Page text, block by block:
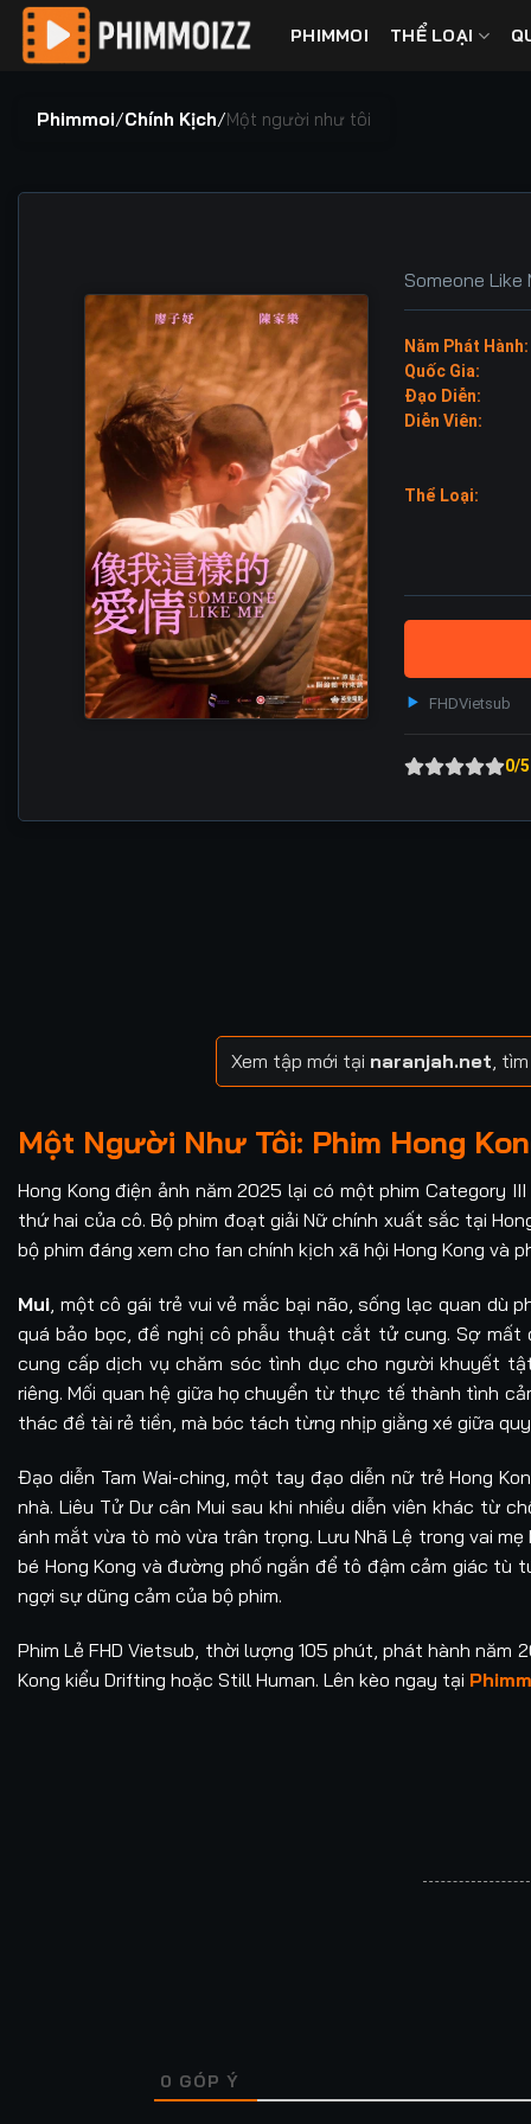
qua
PHIMMOI THỂ LOẠI
Phimmoi/Chính Kịch/Một người như tôi
Someone Like
Năm Phát Hành:
Quốc Gia:
Đạo Diễn:
Diễn Viên:
Thể Loại:
FHDVietsub
0/
Xem tập mới tại naranjah.net ,
Một Người Như Tôi: Phim Hong
Hong Kong điện ảnh năm 2025 lại có một phim Category
thứ hai của cô. Bộ phim đoạt giải Nữ chính xuất sắc tại
bộ phim đáng xem cho fan chính kịch xã hội Hong Kong
Mui, một cô gái trẻ vui vẻ mắc bại não, sống lạc quan dù
quá bảo bọc, đề nghị cô phẫu thuật cắt tử cung. Sợ
cung cấp dịch vụ chăm sóc tình dục cho người khuyết
riêng. Mối quan hệ giữa họ chuyển từ thực tế thành tình
thác đề tài rẻ tiền, mà bóc tách từng nhịp giằng xé giữa
Đạo diễn Tam Wai-ching, một tay đạo diễn nữ trẻ Hong
nhà. Liêu Tử Dư cân Mui sau khi nhiều diễn viên khác từ
ánh mắt vừa tò mò vừa trân trọng. Lưu Nhã Lệ trong vai
bé Hong Kong và đường phố ngắn để tô đậm cảm giác tù
ngợi sự dũng cảm của bộ phim.
Phim Lẻ FHD Vietsub, thời lượng 105 phút, phát hành năm
Kong kiểu Drifting hoặc Still Human. Lên kèo ngay tại
0 GÓP Ý